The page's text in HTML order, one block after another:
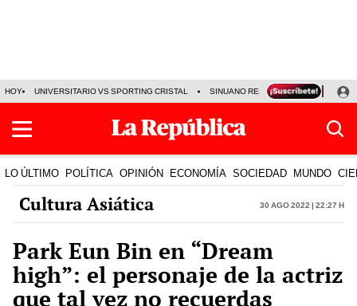
HOY UNIVERSITARIO VS SPORTING CRISTAL SINUANO RESULTADOS HOY
LO ÚLTIMO POLÍTICA OPINIÓN ECONOMÍA SOCIEDAD MUNDO
Cultura Asiática 30 Ago 2022 | 22:27 h
Park Eun Bin en “Dream
high”: el personaje de la actriz
que tal vez no recuerdas